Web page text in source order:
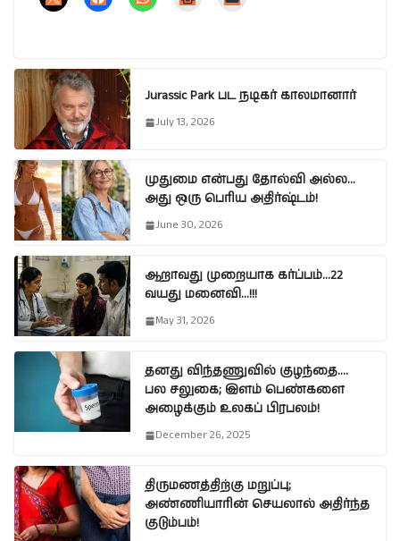
Jurassic Park பட நடிகர் காலமானார்
July 13, 2026
முதுமை என்பது தோல்வி அல்ல…
அது ஒரு பெரிய அதிர்ஷ்டம்!
June 30, 2026
ஆறாவது முறையாக கர்ப்பம்…22
வயது மனைவி…!!!
May 31, 2026
தனது விந்தணுவில் குழந்தை….
பல சலுகை; இளம் பெண்களை
அழைக்கும் உலகப் பிரபலம்!
December 26, 2025
திருமணத்திற்கு மறுப்பு;
அண்ணியாரின் செயலால் அதிர்ந்த
குடும்பம்!